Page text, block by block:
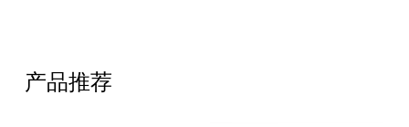
产品推荐